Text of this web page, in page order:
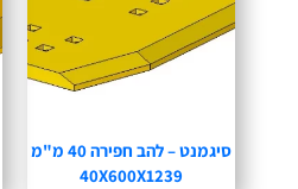
סיגמנט – להב חפירה 40 מ"מ
40X600X1239